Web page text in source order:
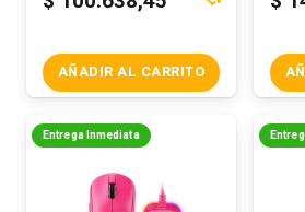
AÑADIR AL CARRITO
Entrega Inmediata